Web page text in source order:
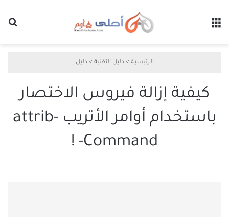
الرئيسية > دليل التقنية > دليل
كيفية إزالة فيروس الاختصار
باستخدام أوامر الأتريب -attrib
Command- !